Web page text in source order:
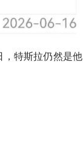
，特斯拉仍然是他